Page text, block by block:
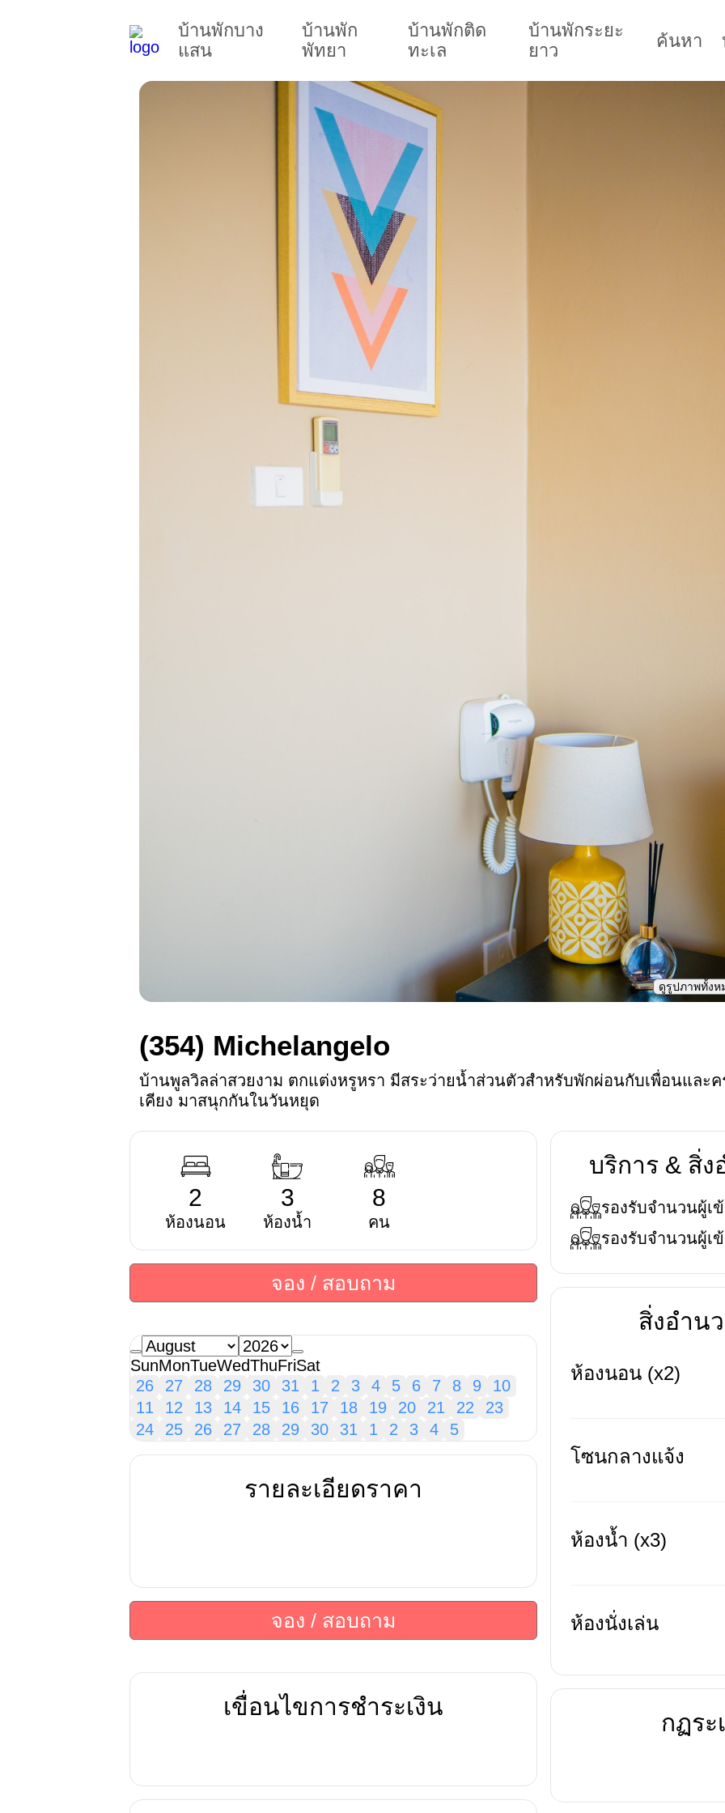
บ้านพักบาง
แสน
บ้านพัก
พัทยา
บ้านพักติด
ทะเล
บ้านพักระยะ
ยาว
ค้นหา
ดูรูปภาพทั้งห
(354) Michelangelo
บ้านพูลวิลล่าสวยงาม ตกแต่งหรูหรา มีสระว่ายน้ำส่วนตัวสำหรับพักผ่อนกับเพื่อนและ
เคียง มาสนุกกันในวันหยุด
2
ห้องนอน
3
ห้องน้ำ
8
คน
จอง / สอบถาม
SunMonTueWedThuFriSat
26
27 28 29 30 31 1 2 3 4 5 6 7 8 9
10
11
12 13 14 15 16 17 18 19 20 21 22
23
24
25 26 27 28 29 30 31 1 2 3 4 5
รายละเอียดราคา
จอง / สอบถาม
เขื่อนไขการชำระเงิน
บริการ & สิ่
รองรับจำนวนผู้เ
รองรับจำนวนผู้เ
สิ่งอำน
ห้องนอน (x2)
โซนกลางแจ้ง
ห้องน้ำ (x3)
ห้องนั่งเล่น
กฏร